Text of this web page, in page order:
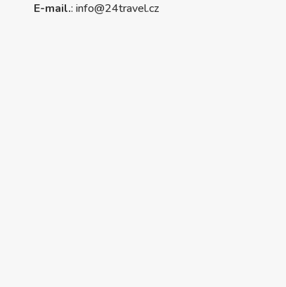
E-mail.:info@24travel.cz